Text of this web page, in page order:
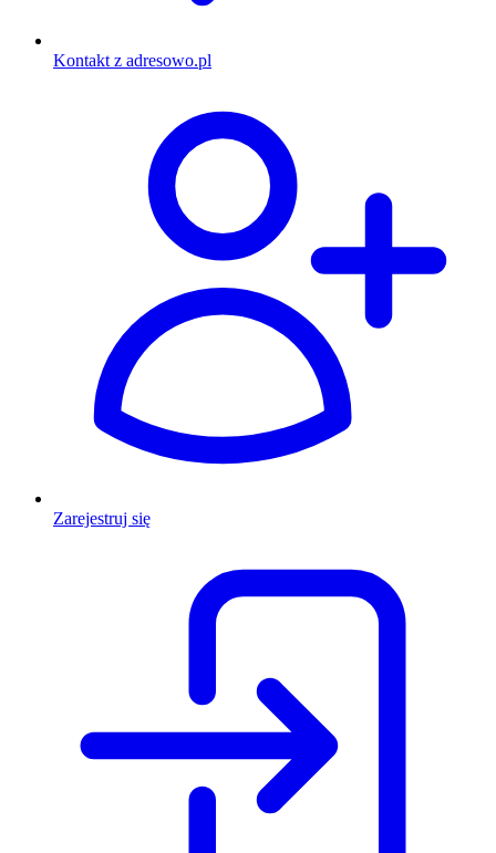
Kontakt z adresowo.pl
Zarejestruj się